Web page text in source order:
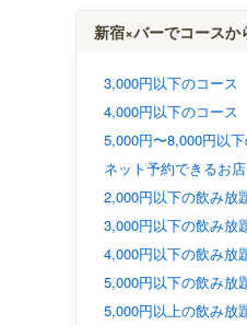
新宿×バーでコースか
3,000円以下のコース
4,000円以下のコース
5,000円〜8,000円以
ネット予約できるお店
2,000円以下の飲み放
3,000円以下の飲み放
4,000円以下の飲み放
5,000円以下の飲み放
5,000円以上の飲み放